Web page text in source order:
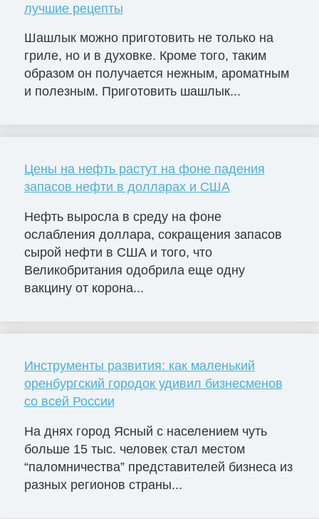
лучшие рецепты
Шашлык можно приготовить не только на
гриле, но и в духовке. Кроме того, таким
образом он получается нежным, ароматным
и полезным. Приготовить шашлык...
Цены на нефть растут на фоне падения
запасов нефти в долларах и США
Нефть выросла в среду на фоне
ослабления доллара, сокращения запасов
сырой нефти в США и того, что
Великобритания одобрила еще одну
вакцину от корона...
Инструменты развития: как маленький
оренбургский городок удивил бизнесменов
со всей России
На днях город Ясный с населением чуть
больше 15 тыс. человек стал местом
“паломничества” представителей бизнеса из
разных регионов страны...